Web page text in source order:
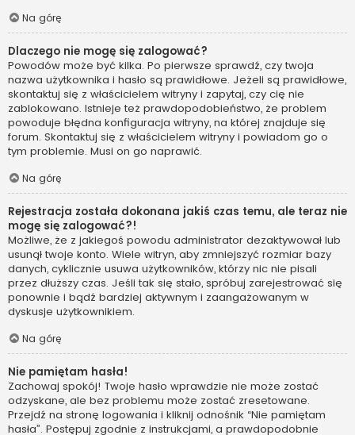
Na górę
Dlaczego nie mogę się zalogować?
Powodów może być kilka. Po pierwsze sprawdź, czy twoja
nazwa użytkownika i hasło są prawidłowe. Jeżeli są prawidłowe,
skontaktuj się z właścicielem witryny i zapytaj, czy cię nie
zablokowano. Istnieje też prawdopodobieństwo, że problem
powoduje błędna konfiguracja witryny, na której znajduje się
forum. Skontaktuj się z właścicielem witryny i powiadom go o
tym problemie. Musi on go naprawić.
Na górę
Rejestracja została dokonana jakiś czas temu, ale teraz nie
mogę się zalogować?!
Możliwe, że z jakiegoś powodu administrator dezaktywował lub
usunął twoje konto. Wiele witryn, aby zmniejszyć rozmiar bazy
danych, cyklicznie usuwa użytkowników, którzy nic nie pisali
przez dłuższy czas. Jeśli tak się stało, spróbuj zarejestrować się
ponownie i bądź bardziej aktywnym i zaangażowanym w
dyskusje użytkownikiem.
Na górę
Nie pamiętam hasła!
Zachowaj spokój! Twoje hasło wprawdzie nie może zostać
odzyskane, ale bez problemu może zostać zresetowane.
Przejdź na stronę logowania i kliknij odnośnik “Nie pamiętam
hasła”. Postępuj zgodnie z instrukcjami, a prawdopodobnie